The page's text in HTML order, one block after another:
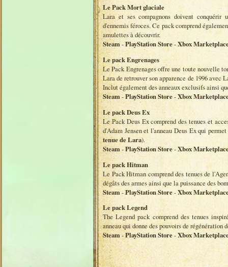
Le Pack Mort glaciale
Lara et ses compagnons doivent conquérir
d'ennemis féroces. Ce pack comprend
amulettes à découvrir.
Steam-PlayStation Store-Xbox
Le pack Engrenages
Le Pack Engrenages offre une toute nouvelle
Lara de retrouver son apparence de 1996 avec
Inclut également des anneaux exclusifs ainsi
Steam-PlayStation Store-Xbox
Le pack Deus Ex
Le Pack Deus Ex comprend des tenues et
d'Adam Jensen et l'anneau Deus Ex qui
tenue de Lara).
Steam-PlayStation Store-Xbox
Le pack Hitman
Le Pack Hitman comprend des tenues de
dégâts des armes ainsi que la puissance des
Steam -PlayStation Store-Xbox
Le pack Legend
The Legend pack comprend des tenues
anneau qui donne des pouvoirs de régénération
Steam-PlayStation Store-Xbox